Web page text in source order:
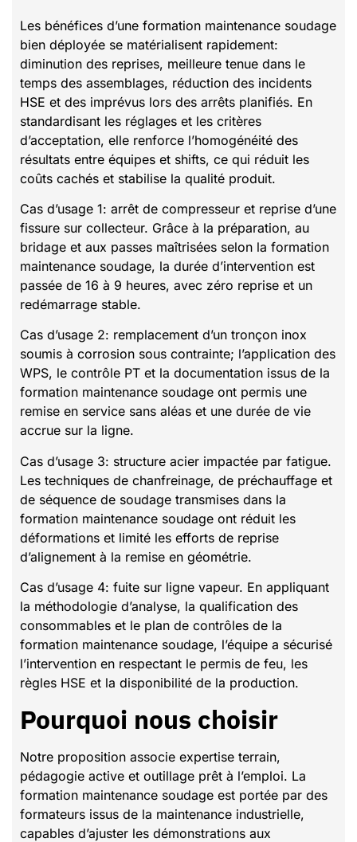
Les bénéfices d’une formation maintenance soudage
bien déployée se matérialisent rapidement:
diminution des reprises, meilleure tenue dans le
temps des assemblages, réduction des incidents
HSE et des imprévus lors des arrêts planifiés. En
standardisant les réglages et les critères
d’acceptation, elle renforce l’homogénéité des
résultats entre équipes et shifts, ce qui réduit les
coûts cachés et stabilise la qualité produit.
Cas d’usage 1: arrêt de compresseur et reprise d’une
fissure sur collecteur. Grâce à la préparation, au
bridage et aux passes maîtrisées selon la formation
maintenance soudage, la durée d’intervention est
passée de 16 à 9 heures, avec zéro reprise et un
redémarrage stable.
Cas d’usage 2: remplacement d’un tronçon inox
soumis à corrosion sous contrainte; l’application des
WPS, le contrôle PT et la documentation issus de la
formation maintenance soudage ont permis une
remise en service sans aléas et une durée de vie
accrue sur la ligne.
Cas d’usage 3: structure acier impactée par fatigue.
Les techniques de chanfreinage, de préchauffage et
de séquence de soudage transmises dans la
formation maintenance soudage ont réduit les
déformations et limité les efforts de reprise
d’alignement à la remise en géométrie.
Cas d’usage 4: fuite sur ligne vapeur. En appliquant
la méthodologie d’analyse, la qualification des
consommables et le plan de contrôles de la
formation maintenance soudage, l’équipe a sécurisé
l’intervention en respectant le permis de feu, les
règles HSE et la disponibilité de la production.
Pourquoi nous choisir
Notre proposition associe expertise terrain,
pédagogie active et outillage prêt à l’emploi. La
formation maintenance soudage est portée par des
formateurs issus de la maintenance industrielle,
capables d’ajuster les démonstrations aux